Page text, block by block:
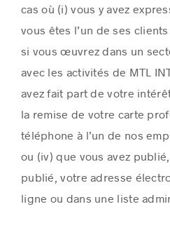
cas où (i) vous y avez
vous êtes l’un de ses
si vous œuvrez dans un
avec les activités de MTL
avez fait part de votre
la remise de votre carte
téléphone à l’un de nos
ou (iv) que vous avez
publié, votre adresse
ligne ou dans une liste